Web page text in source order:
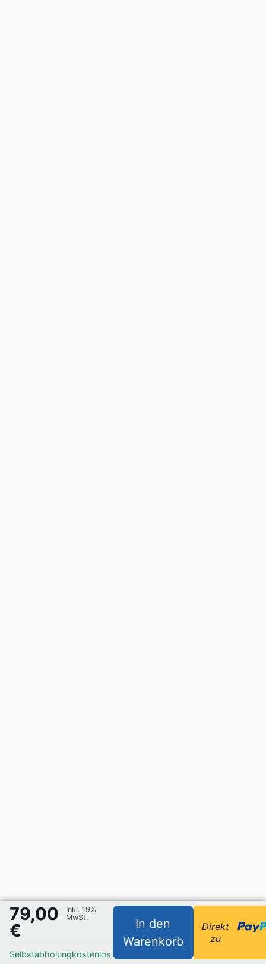
79,00
€
Inkl. 19%
MwSt.
Selbstabholungkostenlos
In den
Warenkorb
Direkt
zu